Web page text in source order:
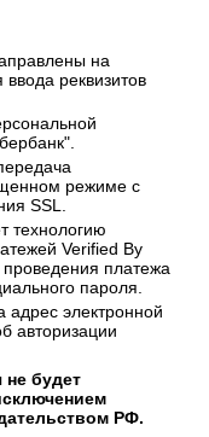
на
реквизитов
режиме с
SSL.
технологию
Verified By
платежа
пароля.
электронной
авторизации
не будет
РФ.